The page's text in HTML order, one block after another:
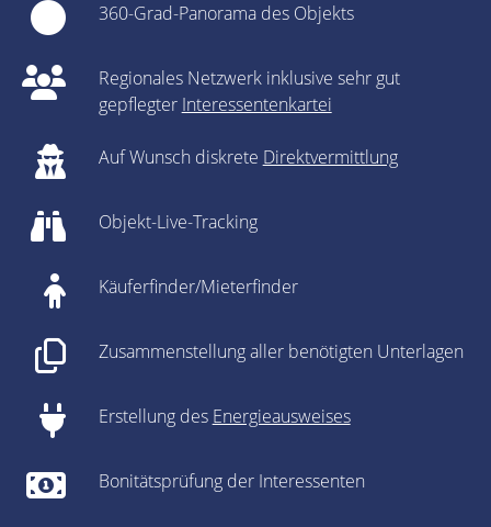
360-Grad-Panorama des Objekts
Regionales Netzwerk inklusive sehr gut
gepflegter Interessentenkartei
Auf Wunsch diskrete Direktvermittlung
Objekt-Live-Tracking
Käuferfinder/Mieterfinder
Zusammenstellung aller benötigten Unterlagen
Erstellung des Energieausweises
Bonitätsprüfung der Interessenten